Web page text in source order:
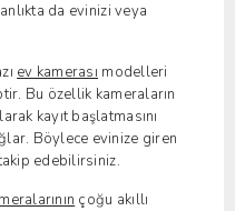
da evinizi veya
ev kamerası modelleri
Bu özellik kameraların
kayıt başlatmasını
Böylece evinize giren
edebilirsiniz.
çoğu akıllı